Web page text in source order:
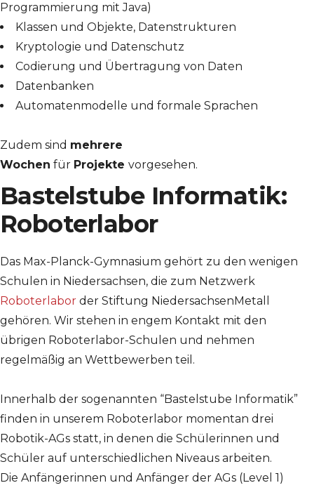
Programmierung mit Java)
Klassen und Objekte, Datenstrukturen
Kryptologie und Datenschutz
Codierung und Übertragung von Daten
Datenbanken
Automatenmodelle und formale Sprachen
Zudem sind mehrere
Wochen für Projekte vorgesehen.
Bastelstube Informatik:
Roboterlabor
Das Max-Planck-Gymnasium gehört zu den wenigen
Schulen in Niedersachsen, die zum Netzwerk
Roboterlabor der Stiftung NiedersachsenMetall
gehören. Wir stehen in engem Kontakt mit den
übrigen Roboterlabor-Schulen und nehmen
regelmäßig an Wettbewerben teil.
Innerhalb der sogenannten “Bastelstube Informatik”
finden in unserem Roboterlabor momentan drei
Robotik-AGs statt, in denen die Schülerinnen und
Schüler auf unterschiedlichen Niveaus arbeiten.
Die Anfängerinnen und Anfänger der AGs (Level 1)